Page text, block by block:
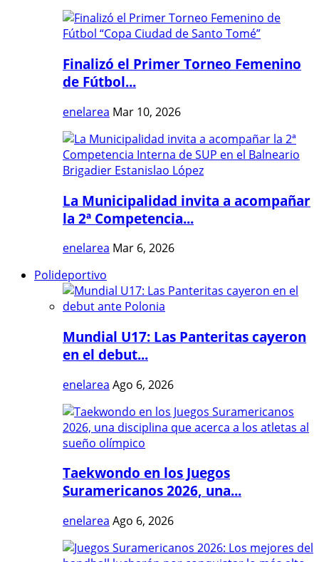
Finalizó el Primer Torneo Femenino
de Fútbol...
enelarea Mar 10, 2026
La Municipalidad invita a acompañar
la 2ª Competencia...
enelarea Mar 6, 2026
Polideportivo
Mundial U17: Las Panteritas cayeron
en el debut...
enelarea Ago 6, 2026
Taekwondo en los Juegos
Suramericanos 2026, una...
enelarea Ago 6, 2026